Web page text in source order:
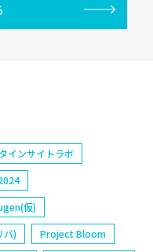
インサイトラボ
仮)
バ)
Project Bloom